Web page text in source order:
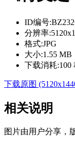
ID编号:
分辨率:
格式:JPG
大小:1.55 MB
下载消耗:100
下载原图
相关说明
图片由用户分享，